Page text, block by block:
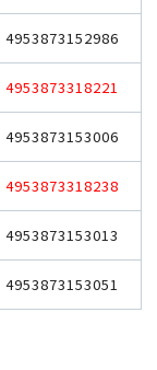
4953873152986
4953873318221
4953873153006
4953873318238
4953873153013
4953873153051